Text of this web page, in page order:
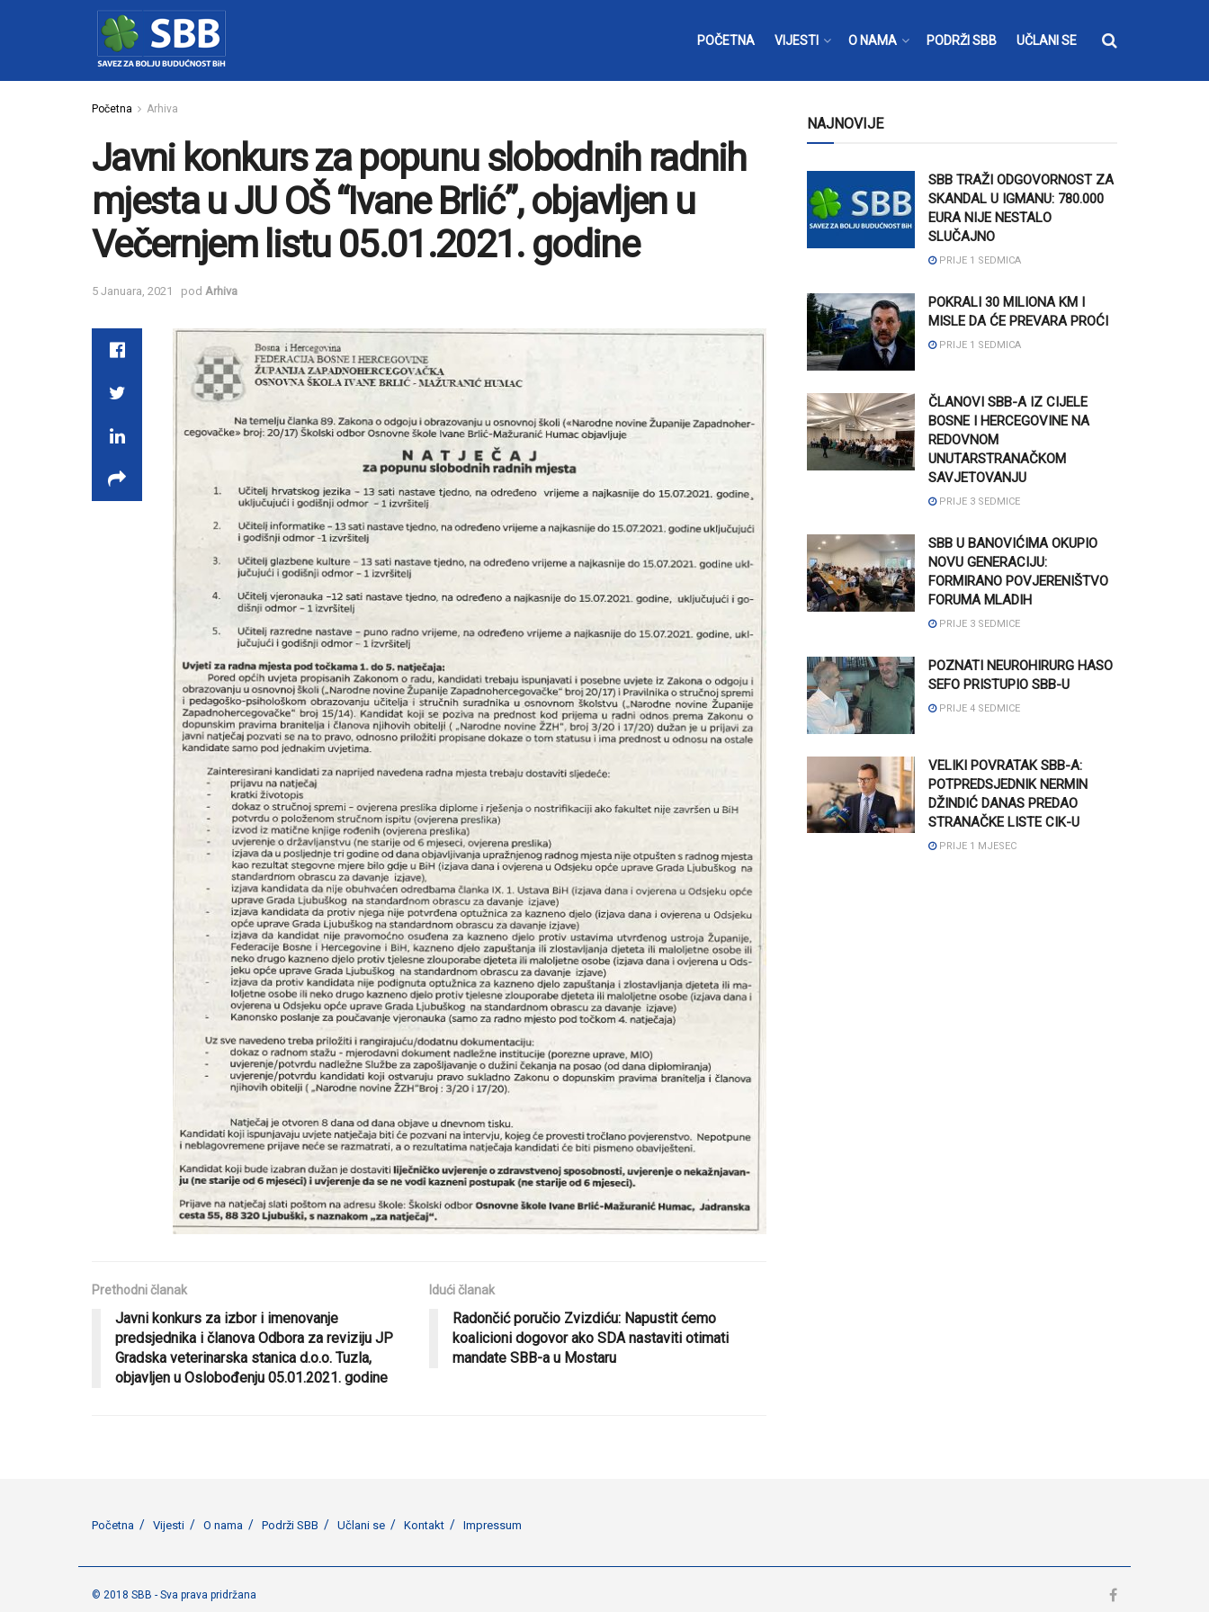
POČETNA VIJESTI O NAMA PODRŽI SBB UČLANI SE
Početna Arhiva
Javni konkurs za popunu slobodnih radnih
mjesta u JU OŠ “Ivane Brlić”, objavljen u
Večernjem listu 05.01.2021. godine
5 Januara, 2021 pod Arhiva
Prethodni članak
Javni konkurs za izbor i imenovanje
predsjednika i članova Odbora za reviziju JP
Gradska veterinarska stanica d.o.o. Tuzla,
objavljen u Oslobođenju 05.01.2021. godine
Idući članak
Radončić poručio Zvizdiću: Napustit ćemo
koalicioni dogovor ako SDA nastaviti otimati
mandate SBB-a u Mostaru
NAJNOVIJE
SBB TRAŽI ODGOVORNOST ZA
SKANDAL U IGMANU: 780.000
EURA NIJE NESTALO
SLUČAJNO
PRIJE 1 SEDMICA
POKRALI 30 MILIONA KM I
MISLE DA ĆE PREVARA PROĆI
PRIJE 1 SEDMICA
ČLANOVI SBB-A IZ CIJELE
BOSNE I HERCEGOVINE NA
REDOVNOM
UNUTARSTRANAČKOM
SAVJETOVANJU
PRIJE 3 SEDMICE
SBB U BANOVIĆIMA OKUPIO
NOVU GENERACIJU:
FORMIRANO POVJERENIŠTVO
FORUMA MLADIH
PRIJE 3 SEDMICE
POZNATI NEUROHIRURG HASO
SEFO PRISTUPIO SBB-U
PRIJE 4 SEDMICE
VELIKI POVRATAK SBB-A:
POTPREDSJEDNIK NERMIN
DŽINDIĆ DANAS PREDAO
STRANAČKE LISTE CIK-U
PRIJE 1 MJESEC
Početna Vijesti O nama Podrži SBB Učlani se Kontakt Impressum
© 2018 SBB - Sva prava pridržana